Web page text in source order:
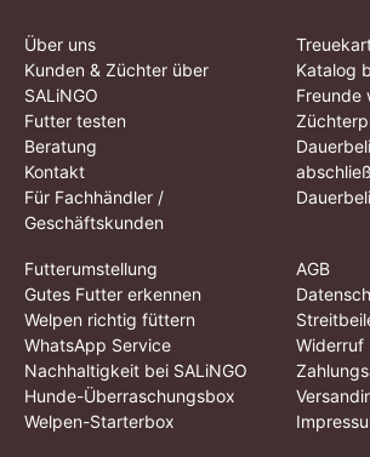
Über uns
Kunden & Züchter über
SALiNGO
Futter testen
Beratung
Kontakt
Für Fachhändler /
Geschäftskunden
Katalog
Freunde
Futterumstellung
Gutes Futter erkennen
Welpen richtig füttern
WhatsApp Service
Nachhaltigkeit bei SALiNGO
Hunde-Überraschungsbox
Welpen-Starterbox
AGB
Widerruf